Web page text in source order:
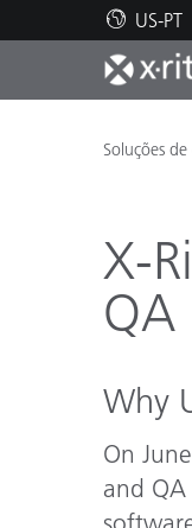
US-PT
Soluções
X-
QA
Why
On
and